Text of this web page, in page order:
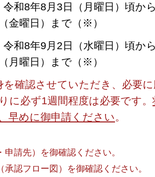
和8年8月3日（月曜日）頃か
金曜日）まで（※）
和8年9月2日（水曜日）頃か
月曜日）まで（※）
確認させていただき、必要
に必ず1週間程度は必要です。
早めに御申請ください。
申請先）を御確認ください。
（承認フロー図）を御確認ください。